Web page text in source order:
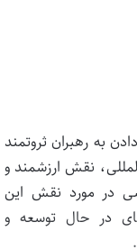
به رهبران ثروتمند
نقش ارزشمند و
در مورد نقش این
در حال توسعه و